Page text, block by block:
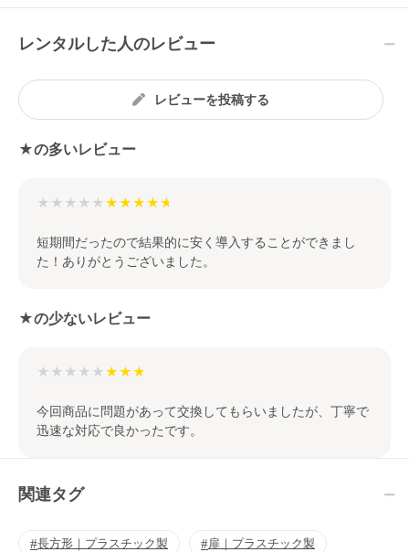
レンタルした人のレビュー
レビューを投稿する
★の多いレビュー
★★★★★
短期間だったので結果的に安く導入することができまし
た！ありがとうございました。
★の少ないレビュー
★★★★★
今回商品に問題があって交換してもらいましたが、丁寧で
迅速な対応で良かったです。
関連タグ
長方形｜プラスチック製 扉｜プラスチック製